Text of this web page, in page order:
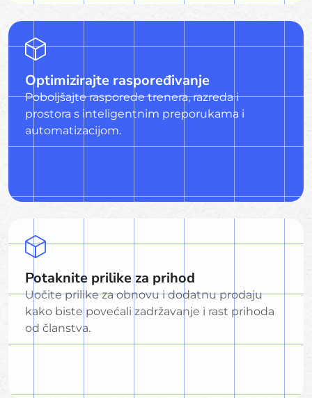
Optimizirajte raspoređivanje
Poboljšajte rasporede trenera, razreda i
prostora s inteligentnim preporukama i
automatizacijom.
Potaknite prilike za prihod
Uočite prilike za obnovu i dodatnu prodaju
kako biste povećali zadržavanje i rast prihoda
od članstva.